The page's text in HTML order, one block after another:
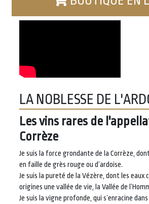
LA NOBLESSE DE
Les vins rares de
Corrèze
Je suis la force grondante de la Corrèze,
en faille de grès rouge ou d’ardoise.
Je suis la pureté de la Vézère, dont les eaux
origines une vallée de vie, la Vallée de
Je suis la vigne profonde, qui s’enracine